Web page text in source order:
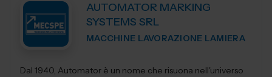
AUTOMATOR MARKING
SYSTEMS SRL
MACCHINE LAVORAZIONE LAMIERA
Dal 1940, Automator è un nome che risuona nell'universo